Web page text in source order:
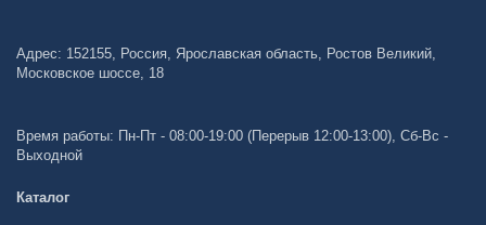
Адрес: 152155, Россия, Ярославская область, Ростов Великий,
Московское шоссе, 18
Время работы: Пн-Пт - 08:00-19:00 (Перерыв 12:00-13:00), Сб-Вс -
Выходной
Каталог